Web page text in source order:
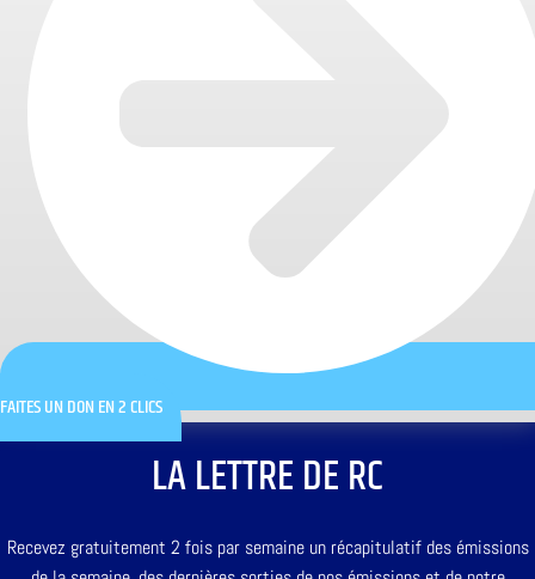
FAITES UN DON EN 2 CLICS
LA LETTRE DE RC
Recevez gratuitement 2 fois par semaine un récapitulatif des émissions